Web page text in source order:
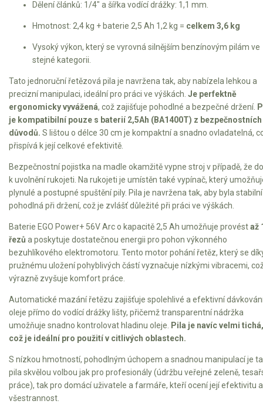
Elektrické čtyřkolky
Náhradní díly
Náhradní díly pro motorové pily
Zahradní traktory
Řetězové pily
Náhradní díly pro křovinořezy
Náhradní díly pro sekačky
Dělení článků: 1/4" a šířka vodící drážky: 1,1 mm.
Hmotnost: 2,4 kg + baterie 2,5 Ah 1,2 kg = celkem 3,6 kg
Vysoký výkon, který se vyrovná silnějším benzínovým pilám ve
stejné kategorii.
Tato jednoruční řetězová pila je navržena tak, aby nabízela lehkou a
precizní manipulaci, ideální pro práci ve výškách. Je perfektně
ergonomicky vyvážená, což zajišťuje pohodlné a bezpečné držení.
je kompatibilní pouze s baterií 2,5Ah (BA1400T) z bezpečnostních
důvodů. S lištou o délce 30 cm je kompaktní a snadno ovladatelná,
přispívá k její celkové efektivitě.
Bezpečnostní pojistka na madle okamžitě vypne stroj v případě, že
k uvolnění rukojeti. Na rukojeti je umístěn také vypínač, který
plynulé a postupné spuštění pily. Pila je navržena tak, aby byla
pohodlná při držení, což je zvlášť důležité při práci ve výškách.
Baterie EGO Power+ 56V Arc o kapacitě 2,5 Ah umožňuje provéstaž
řezů a poskytuje dostatečnou energii pro pohon výkonného
bezuhlíkového elektromotoru. Tento motor pohání řetěz, který se
pružnému uložení pohyblivých částí vyznačuje nízkými vibracemi,
výrazně zvyšuje komfort práce.
Automatické mazání řetězu zajišťuje spolehlivé a efektivní
oleje přímo do vodící drážky lišty, přičemž transparentní nádržka
umožňuje snadno kontrolovat hladinu oleje.
Pila je navíc velmi tichá,
což je ideální pro použití v citlivých oblastech.
S nízkou hmotností, pohodlným úchopem a snadnou manipulací je
pila skvělou volbou jak pro profesionály (údržbu veřejné zeleně,
práce), tak pro domácí uživatele a farmáře, kteří ocení její efektivitu a
všestrannost.